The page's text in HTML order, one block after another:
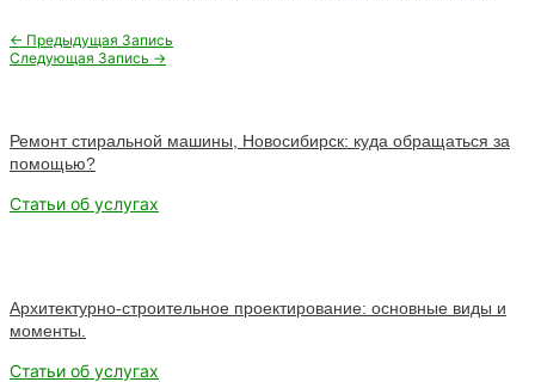
Навигация
по
← Предыдущая Запись
Следующая Запись →
Ремонт стиральной машины, Новосибирск: куда обращаться за
помощью?
Статьи об услугах
Архитектурно-строительное проектирование: основные виды и
моменты.
Статьи об услугах